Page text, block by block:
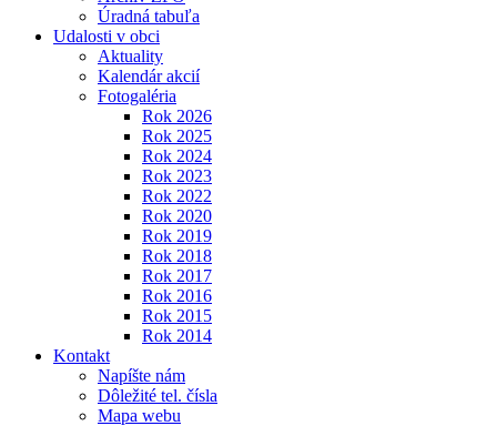
Úradná tabuľa
Udalosti v obci
Aktuality
Kalendár akcií
Fotogaléria
Rok 2026
Rok 2025
Rok 2024
Rok 2023
Rok 2022
Rok 2020
Rok 2019
Rok 2018
Rok 2017
Rok 2016
Rok 2015
Rok 2014
Kontakt
Napíšte nám
Dôležité tel. čísla
Mapa webu